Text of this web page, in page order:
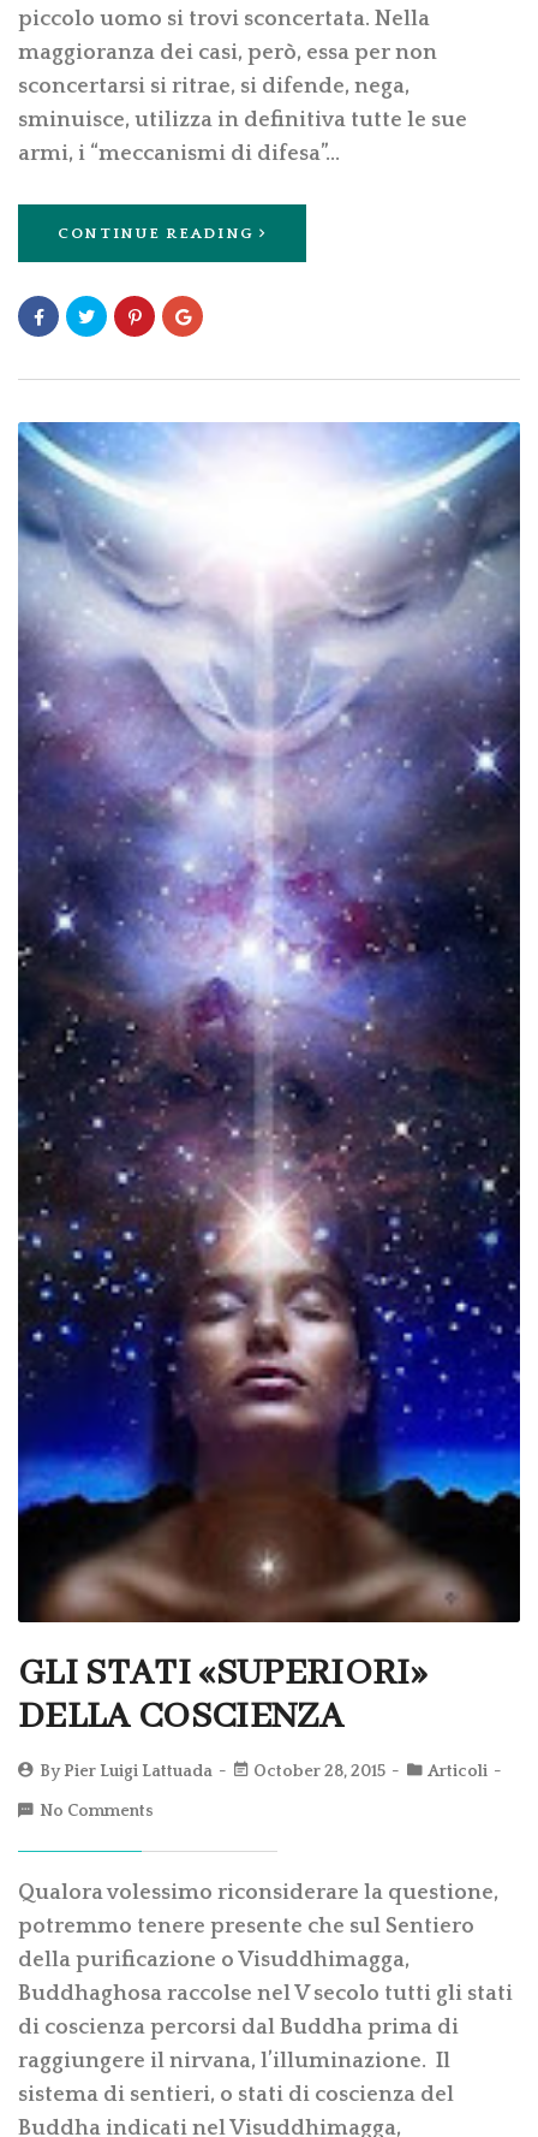
piccolo uomo si trovi sconcertata. Nella
maggioranza dei casi, però, essa per non
sconcertarsi si ritrae, si difende, nega,
sminuisce, utilizza in definitiva tutte le sue
armi, i “meccanismi di difesa”…
CONTINUE READING
GLI STATI «SUPERIORI»
DELLA COSCIENZA
ByPier Luigi Lattuada October 28, 2015 Articoli
No Comments
Qualora volessimo riconsiderare la questione,
potremmo tenere presente che sul Sentiero
della purificazione o Visuddhimagga,
Buddhaghosa raccolse nel V secolo tutti gli stati
di coscienza percorsi dal Buddha prima di
raggiungere il nirvana, l’illuminazione. Il
sistema di sentieri, o stati di coscienza del
Buddha indicati nel Visuddhimagga,